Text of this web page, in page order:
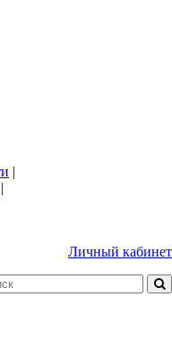
|
|
Личный кабинет